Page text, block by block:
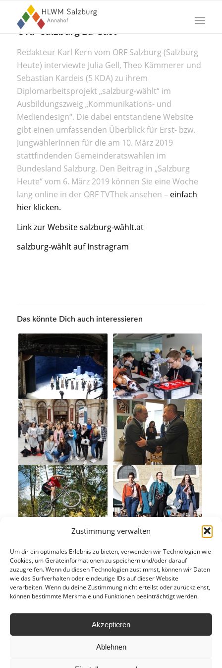
Zustimmung verwalten
Um dir ein optimales Erlebnis zu bieten, verwenden wir Technologien wie
Cookies, um Geräteinformationen zu speichern und/oder darauf
zuzugreifen. Wenn du diesen Technologien zustimmst, können wir Daten
wie das Surfverhalten oder eindeutige IDs auf dieser Website
verarbeiten. Wenn du deine Zustimmung nicht erteilst oder zurückziehst,
können bestimmte Merkmale und Funktionen beeinträchtigt werden.
Akzeptieren
Ablehnen
ORF Salzburg zu Gast
Redakteur Karl Kern vom ORF Salzburg (Salzburg
Heute) interviewte Julia Gell, Theo Kämmerer und
Sebastian Kardeis (5 KDA) zu ihrem
Diplomarbeitsprojekt „salzburg-wählt“ im
Ausbildungszweig „Kommunikations- und
Mediendesign“. Die dabei entstandene Website
gibt einen umfassenden Überblick für Erst- bzw.
JungwählerInnen für die am 10. März 2019
stattfindenden Gemeinderatswahlen im
Bundesland Salzburg. Den Beitrag in „Salzburg
Heute“ vom 6. März 2019 können Sie eine Woche
lang online in der ORF TVThek ansehen – einfach
hier klicken.
Link zur Website salzburg-wählt.at
salzburg-wählt auf Instragram
Das könnte Dich auch interessieren